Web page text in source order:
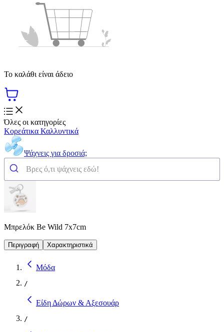
Το καλάθι είναι άδειο
Όλες οι κατηγορίες
Κορεάτικα Καλλυντικά
Ψάχνεις για δροσιά;
Μπρελόκ Be Wild 7x7cm
Περιγραφή Χαρακτηριστικά
Μόδα
/
Είδη Δώρων & Αξεσουάρ
/